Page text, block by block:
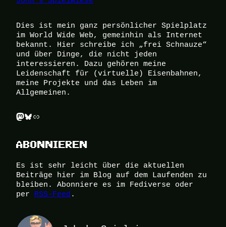
Dies ist mein ganz persönlicher Spielplatz
im World Wide Web, gemeinhin als Internet
bekannt. Hier schreibe ich „frei Schnauze“
und über Dinge, die nicht jeden
interessieren. Dazu gehören meine
Leidenschaft für (virtuelle) Eisenbahnen,
meine Projekte und das Leben im
Allgemeinen.
Mastodon Bluesky Link
ABONNIEREN
Es ist sehr leicht über die aktuellen
Beiträge hier im Blog auf dem Laufenden zu
bleiben. Abonniere es im Fediverse oder
per RSS-Feed .